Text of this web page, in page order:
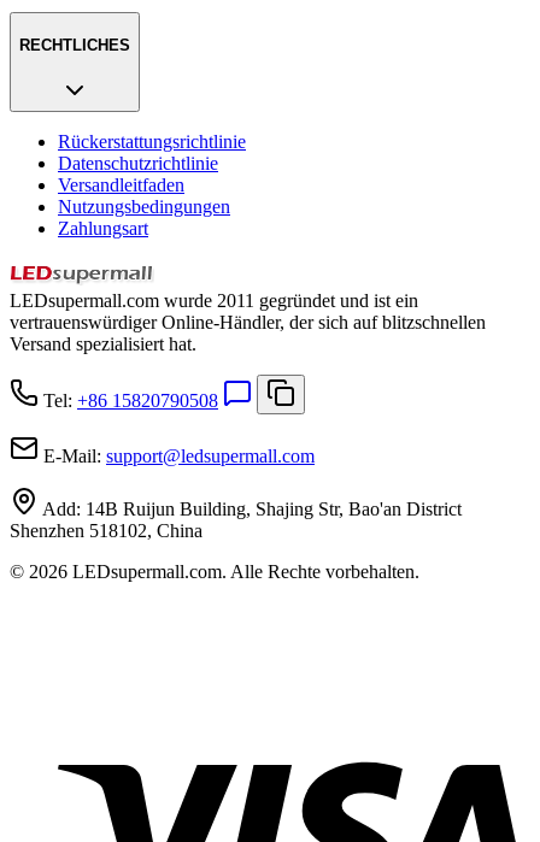
RECHTLICHES
Rückerstattungsrichtlinie
Datenschutzrichtlinie
Versandleitfaden
Nutzungsbedingungen
Zahlungsart
LEDsupermall.com wurde 2011 gegründet und ist ein
vertrauenswürdiger Online-Händler, der sich auf blitzschnellen
Versand spezialisiert hat.
Tel: +86 15820790508
E-Mail: support@ledsupermall.com
Add: 14B Ruijun Building, Shajing Str, Bao'an District
Shenzhen 518102, China
© 2026 LEDsupermall.com. Alle Rechte vorbehalten.